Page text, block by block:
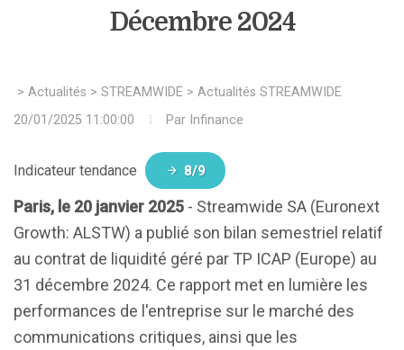
Décembre 2024
> Actualités > STREAMWIDE > Actualités STREAMWIDE
20/01/2025 11:00:00
Par Infinance
Indicateur tendance 8/9
Paris, le 20 janvier 2025 - Streamwide SA (Euronext
Growth: ALSTW) a publié son bilan semestriel relatif
au contrat de liquidité géré par TP ICAP (Europe) au
31 décembre 2024. Ce rapport met en lumière les
performances de l'entreprise sur le marché des
communications critiques, ainsi que les